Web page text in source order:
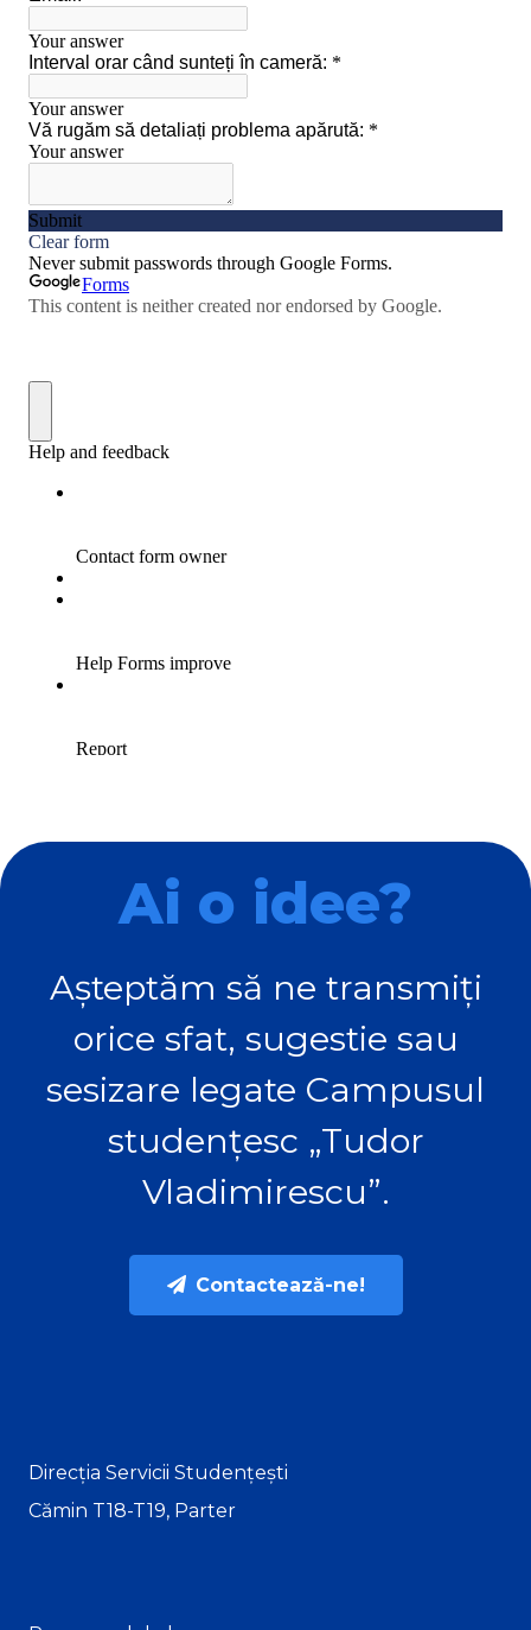
Ai o idee?
Așteptăm să ne transmiți
orice sfat, sugestie sau
sesizare legate Campusul
studențesc „Tudor
Vladimirescu”.
Contactează-ne!
Direcția Servicii Studențești
Cămin T18-T19, Parter